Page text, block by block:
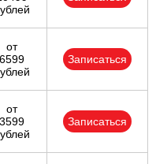
от
6599
Записаться
от
3599
Записаться